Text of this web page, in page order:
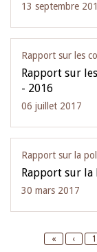
13 septembre
Rapport sur les
Rapport sur
- 2016
06 juillet 2017
Rapport sur la
Rapport sur la
30 mars 2017
First
« ‹ 1